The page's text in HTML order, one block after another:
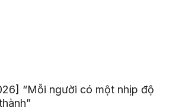
“Mỗi người có một nhịp độ